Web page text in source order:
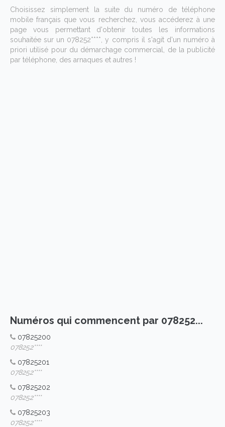
Choisissez simplement la suite du numéro de téléphone
mobile français que vous recherchez, vous accéderez à une
page vous permettant d'obtenir toutes les informations
souhaitée sur un 078252****, y compris il s'agit d'un numéro à
priori utilisé pour du démarchage commercial, de la publicité
par téléphone, des arnaques et autres !
Numéros qui commencent par 078252...
07825200
078252****
07825201
078252****
07825202
078252****
07825203
078252****